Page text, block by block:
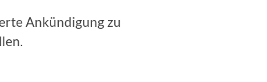
Ankündigung zu